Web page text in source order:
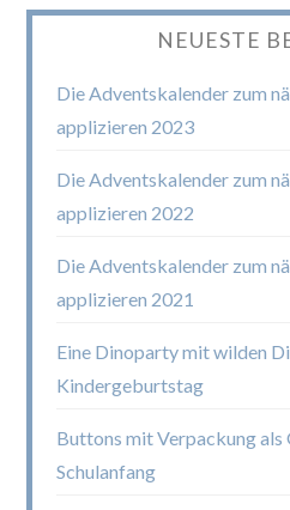
NEUESTE
Die Adventskalender zum
applizieren 2023
Die Adventskalender zum
applizieren 2022
Die Adventskalender zum
applizieren 2021
Eine Dinoparty mit wilden
Kindergeburtstag
Buttons mit Verpackung als
Schulanfang